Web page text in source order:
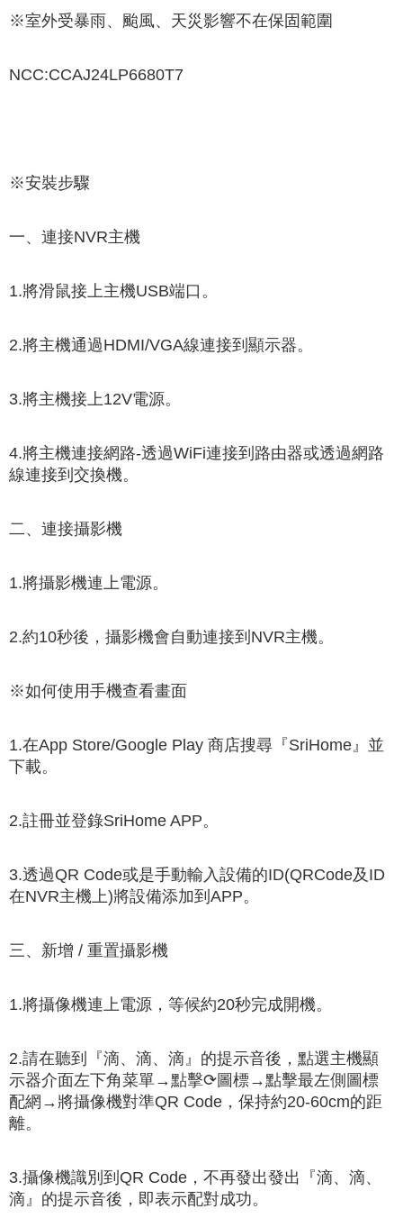
※室外受暴雨、颱風、天災影響不在保固範圍
NCC:CCAJ24LP6680T7
※安裝步驟
一、連接NVR主機
1.將滑鼠接上主機USB端口。
2.將主機通過HDMI/VGA線連接到顯示器。
3.將主機接上12V電源。
4.將主機連接網路-透過WiFi連接到路由器或透過網路
線連接到交換機。
二、連接攝影機
1.將攝影機連上電源。
2.約10秒後，攝影機會自動連接到NVR主機。
※如何使用手機查看畫面
1.在App Store/Google Play 商店搜尋『SriHome』並
下載。
2.註冊並登錄SriHome APP。
3.透過QR Code或是手動輸入設備的ID(QRCode及ID
在NVR主機上)將設備添加到APP。
三、新增 / 重置攝影機
1.將攝像機連上電源，等候約20秒完成開機。
2.請在聽到『滴、滴、滴』的提示音後，點選主機顯
示器介面左下角菜單→點擊⟳圖標→點擊最左側圖標
配網→將攝像機對準QR Code，保持約20-60cm的距
離。
3.攝像機識別到QR Code，不再發出發出『滴、滴、
滴』的提示音後，即表示配對成功。